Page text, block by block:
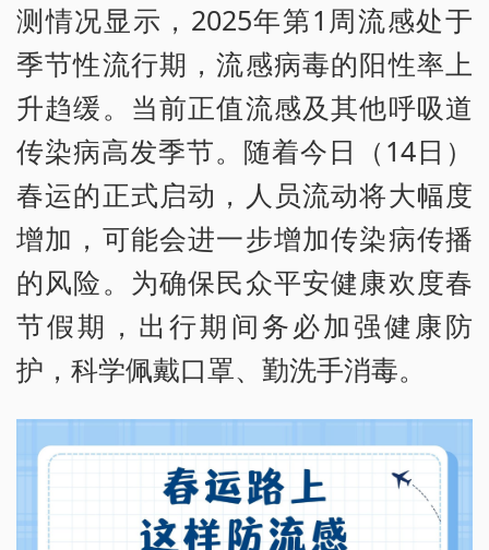
测情况显示，2025年第1周流感处于
季节性流行期，流感病毒的阳性率上
升趋缓。当前正值流感及其他呼吸道
传染病高发季节。随着今日（14日）
春运的正式启动，人员流动将大幅度
增加，可能会进一步增加传染病传播
的风险。为确保民众平安健康欢度春
节假期，出行期间务必加强健康防
护，科学佩戴口罩、勤洗手消毒。